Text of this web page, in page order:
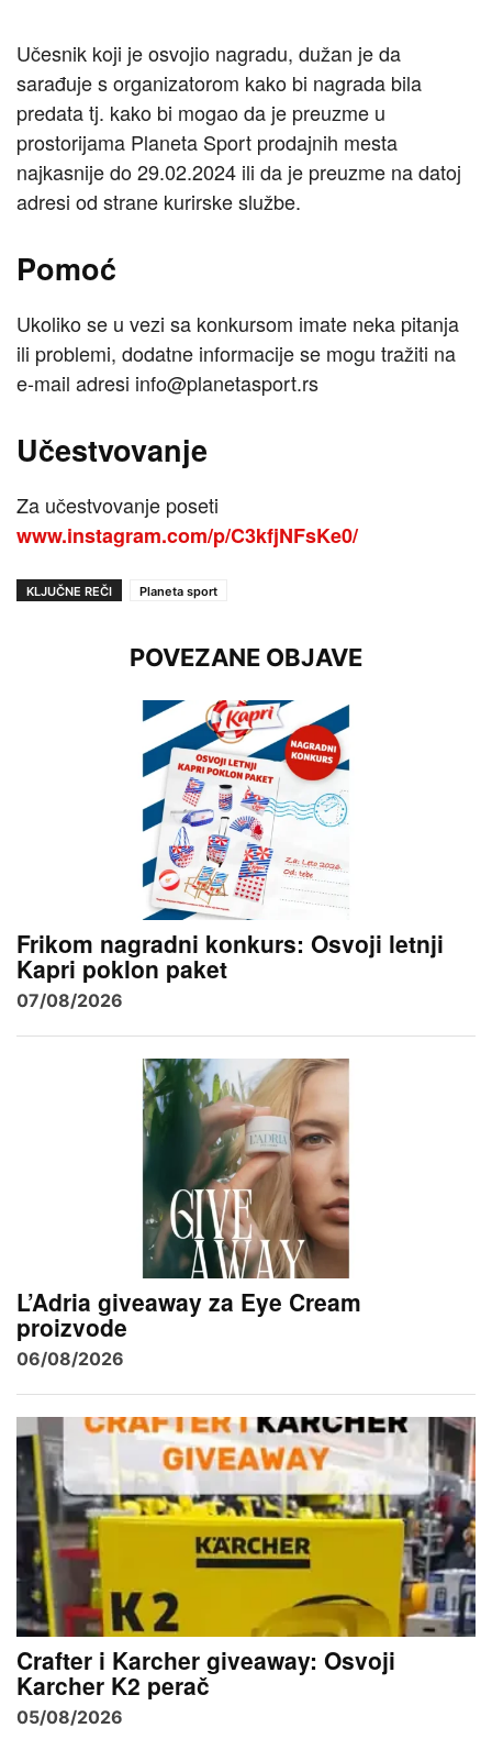
Učesnik koji je osvojio nagradu, dužan je da
sarađuje s organizatorom kako bi nagrada bila
predata tj. kako bi mogao da je preuzme u
prostorijama Planeta Sport prodajnih mesta
najkasnije do 29.02.2024 ili da je preuzme na datoj
adresi od strane kurirske službe.
Pomoć
Ukoliko se u vezi sa konkursom imate neka pitanja
ili problemi, dodatne informacije se mogu tražiti na
e-mail adresi info@planetasport.rs
Učestvovanje
Za učestvovanje poseti
www.instagram.com/p/C3kfjNFsKe0/
KLJUČNE REČI Planeta sport
POVEZANE OBJAVE
Frikom nagradni konkurs: Osvoji letnji
Kapri poklon paket
07/08/2026
L’Adria giveaway za Eye Cream
proizvode
06/08/2026
Crafter i Karcher giveaway: Osvoji
Karcher K2 perač
05/08/2026